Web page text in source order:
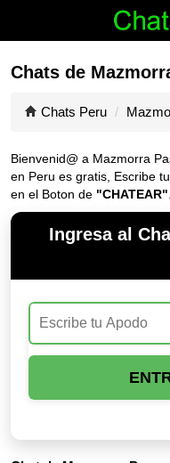
Chats de
Chats Peru
Bienvenid@ a Mazmorra
en Peru es gratis, Escribe
en el Boton de "CHATEAR"
Ingresa al